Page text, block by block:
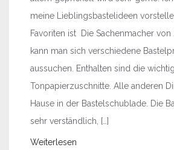
meine Lieblingsbastelideen
Favoriten ist Die Sachenmacher
kann man sich verschiedene
aussuchen. Enthalten sind die
Tonpapierzuschnitte. Alle anderen
Hause in der Bastelschublade. Die
sehr verständlich, […]
Weiterlesen